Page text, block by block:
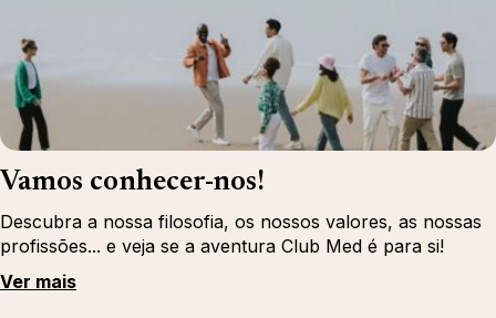
Vamos conhecer-nos!
Descubra a nossa filosofia, os nossos valores, as nossas
profissões... e veja se a aventura Club Med é para si!
Ver mais